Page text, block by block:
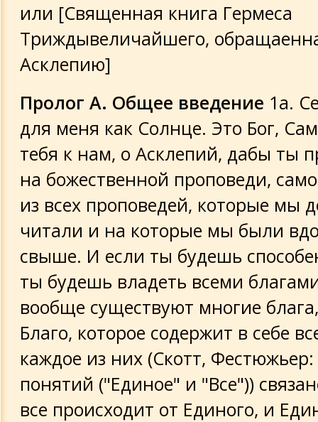
или [Священная книга Гермеса
Триждывеличайшего,
Асклепию]
Пролог А. Общее введение 1а.
для меня как Солнце. Это Бог,
тебя к нам, о Асклепий, дабы ты
на божественной проповеди,
из всех проповедей, которые мы
читали и на которые мы были
свыше. И если ты будешь
ты будешь владеть всеми
вообще существуют многие
Благо, которое содержит в себе
каждое из них (Скотт, Фестюжьер:
понятий ("Единое" и "Все"))
все происходит от Единого, и
О том, что Бог невидим и в то же
наивысшей степени явен
О том, что Благо существует только в
одном, и нигде более
О том, что наибольшее зло для
незнание Бога
О том, что ни одно из существ не
заблуждение есть то, что люди
перемены разрушением и смертью
О мышлении и об ощущении
Ум к Гермесу
О Всеобщем Уме
Тайная проповедь на горе о
правиле молчания